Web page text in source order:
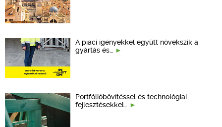
A piaci igényekkel együtt növekszik a
gyártás és…
Portfólióbővítéssel és technológiai
fejlesztésekkel…